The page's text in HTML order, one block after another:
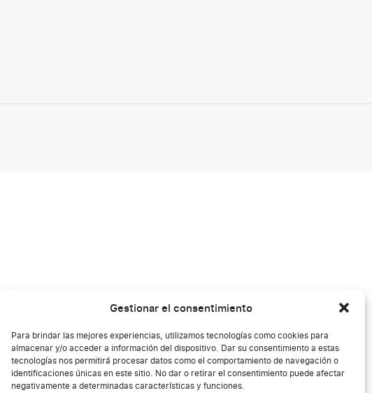
Gestionar el consentimiento
Para brindar las mejores experiencias, utilizamos tecnologías como cookies para
almacenar y/o acceder a información del dispositivo. Dar su consentimiento a estas
tecnologías nos permitirá procesar datos como el comportamiento de navegación o
identificaciones únicas en este sitio. No dar o retirar el consentimiento puede afectar
negativamente a determinadas características y funciones.